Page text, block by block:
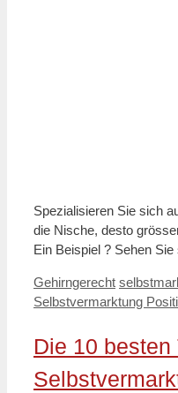
Spezialisieren Sie sich
die Nische, desto
Ein Beispiel ? Sehen
Kategorien
Gehirngerecht
Selbstvermarktung
Die 10 besten